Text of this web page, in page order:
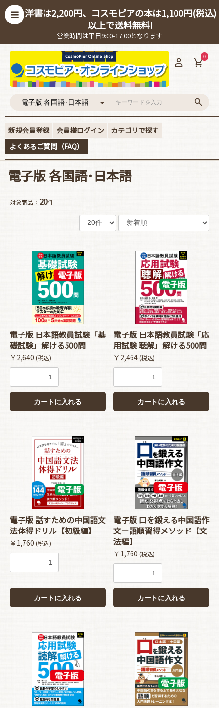
洋書は2,200円、コスモピアの本は1,100円(税込)
以上で送料無料!
営業時間は平日9:00-17:00となります
0
新規会員登録 会員様ログイン
カテゴリで探す
よくあるご質問（FAQ）
電子版 各国語･日本語
対象商品： 20件
電子版 日本語教員試験「基
礎試験」解ける500問
￥2,640 (税込)
カートに入れる
電子版 日本語教員試験「応
用試験 聴解」解ける500問
￥2,464(税込)
カートに入れる
電子版 話すための中国語文
法体得ドリル【初級編】
￥1,760 (税込)
カートに入れる
電子版 口を鍛える中国語作
文－語順習得メソッド【文
法編】
￥1,760 (税込)
カートに入れる